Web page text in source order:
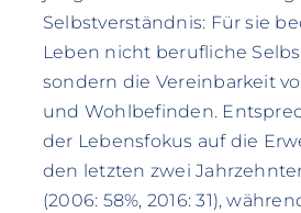
Selbstverständnis: Für sie
Leben nicht berufliche
sondern die Vereinbarkeit
und Wohlbefinden.
der Lebensfokus auf die
den letzten zwei
(2006: 58%, 2016: 31),